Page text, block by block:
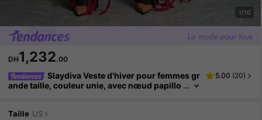
1/10
DH1,232.00
Slaydiva Veste d'hiver pour femmes gr
ande taille, couleur unie, avec nœud papillo
5.00 (20)
Taille US